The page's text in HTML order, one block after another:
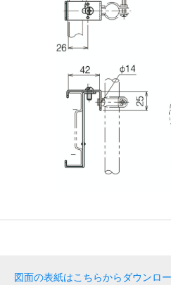
図面の表紙はこちらからダウンロ